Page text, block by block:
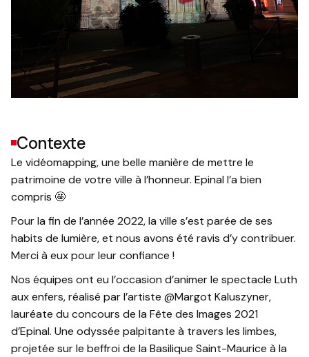
Contexte
Le vidéomapping, une belle manière de mettre le
patrimoine de votre ville à l’honneur. Epinal l’a bien
compris 🤩
Pour la fin de l’année 2022, la ville s’est parée de ses
habits de lumière, et nous avons été ravis d’y contribuer.
Merci à eux pour leur confiance !
Nos équipes ont eu l’occasion d’animer le spectacle Luth
aux enfers, réalisé par l’artiste @Margot Kaluszyner,
lauréate du concours de la Fête des Images 2021
d’Epinal. Une odyssée palpitante à travers les limbes,
projetée sur le beffroi de la Basilique Saint-Maurice à la